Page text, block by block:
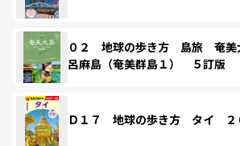
０２ 地球の歩き方 島旅 奄
呂麻島（奄美群島１） ５訂版
Ｄ１７ 地球の歩き方 タイ ２